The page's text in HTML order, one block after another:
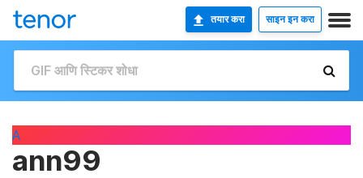
तयार करा साइन इन करा
A
ann99